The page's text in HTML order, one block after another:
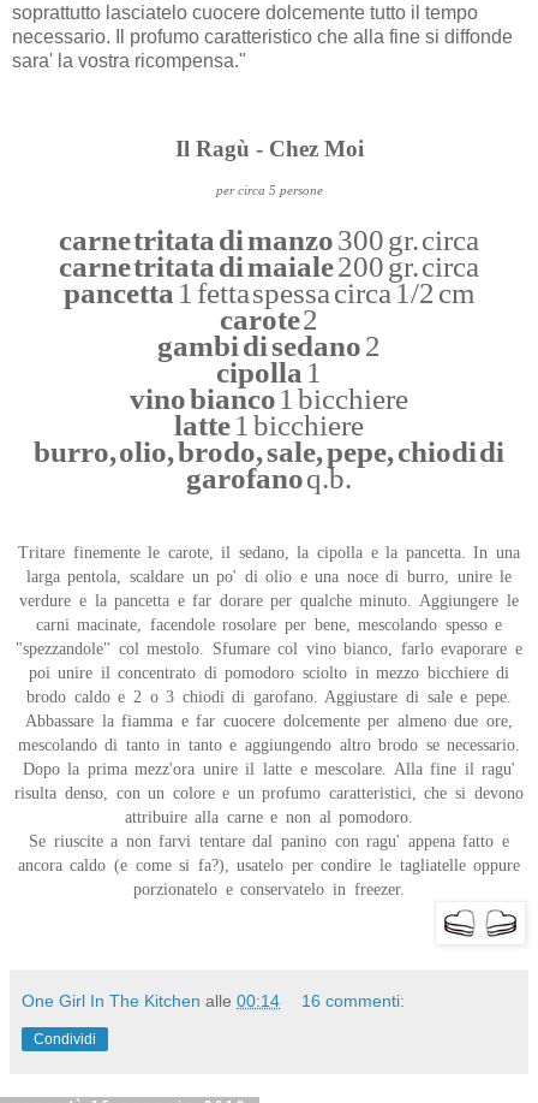
soprattutto lasciatelo cuocere dolcemente tutto il tempo
necessario. Il profumo caratteristico che alla fine si diffonde
sara' la vostra ricompensa."
Il Ragù - Chez Moi
per circa 5 persone
carne tritata di manzo300 gr. circa
carne tritata di maiale200 gr. circa
pancetta 1 fetta spessa circa 1/2 cm
carote2
gambi di sedano2
cipolla 1
vino bianco1 bicchiere
latte1 bicchiere
burro, olio, brodo, sale, pepe, chiodi di
garofanoq.b.
Tritare finemente le carote, il sedano, la cipolla e la pancetta. In una
larga pentola, scaldare un po' di olio e una noce di burro, unire le
verdure e la pancetta e far dorare per qualche minuto. Aggiungere le
carni macinate, facendole rosolare per bene, mescolando spesso e
"spezzandole" col mestolo. Sfumare col vino bianco, farlo evaporare e
poi unire il concentrato di pomodoro sciolto in mezzo bicchiere di
brodo caldo e 2 o 3 chiodi di garofano. Aggiustare di sale e pepe.
Abbassare la fiamma e far cuocere dolcemente per almeno due ore,
mescolando di tanto in tanto e aggiungendo altro brodo se necessario.
Dopo la prima mezz'ora unire il latte e mescolare. Alla fine il ragu'
risulta denso, con un colore e un profumo caratteristici, che si devono
attribuire alla carne e non al pomodoro.
Se riuscite a non farvi tentare dal panino con ragu' appena fatto e
ancora caldo (e come si fa?), usatelo per condire le tagliatelle oppure
porzionatelo e conservatelo in freezer.
One Girl In The Kitchen alle 00:14 16 commenti:
Condividi